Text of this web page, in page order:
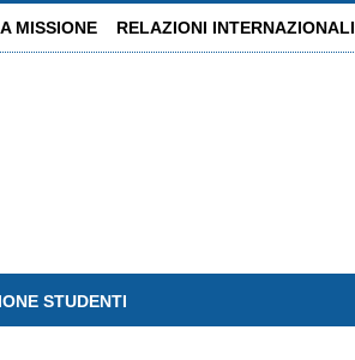
MISSIONE RELAZIONI INTERNAZIONALI
STUDENTI